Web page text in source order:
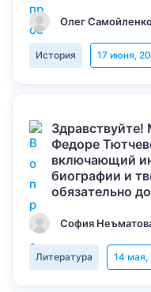
Олег
История 17 июня,
Здравствуйте!
Федоре
включающий
биографии и
обязательно
София
Литература 14 мая,